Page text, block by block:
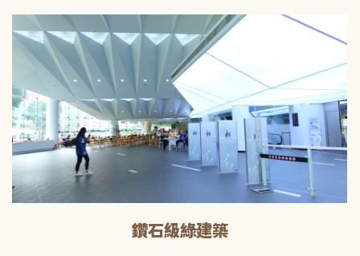
鑽石級綠建築